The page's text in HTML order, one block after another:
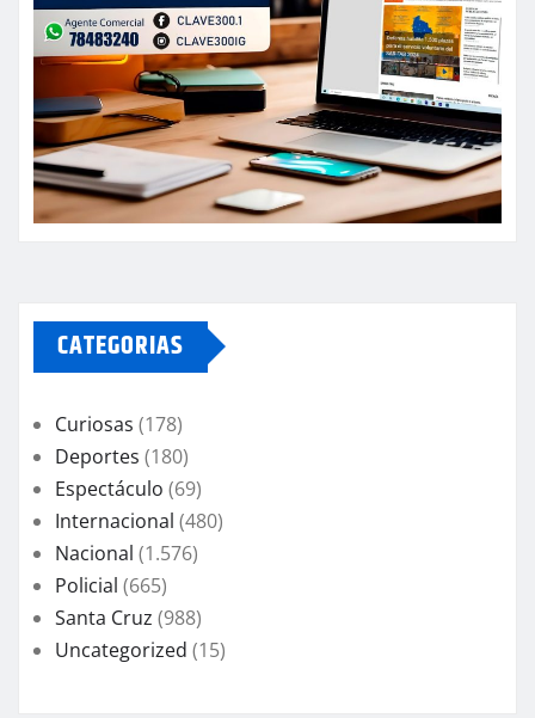
CATEGORIAS
Curiosas (178)
Deportes (180)
Espectáculo (69)
Internacional (480)
Nacional (1.576)
Policial (665)
Santa Cruz (988)
Uncategorized (15)